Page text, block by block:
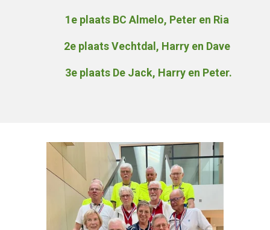
1e plaats BC Almelo, Peter en Ria
2e plaats Vechtdal, Harry en Dave
3e plaats De Jack, Harry en Peter.